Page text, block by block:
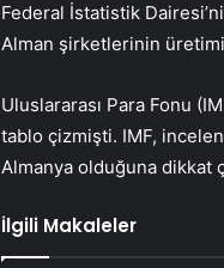
Federal İstatistik
Alman şirketlerinin üretimi
Uluslararası Para Fonu
tablo çizmişti. IMF,
Almanya olduğuna dikkat
İlgili Makaleler